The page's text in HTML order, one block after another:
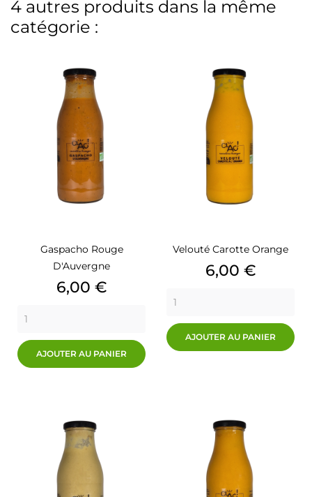
4 autres produits dans la même
catégorie :
Gaspacho Rouge
D'Auvergne
Prix
6,00 €
AJOUTER AU PANIER
Velouté Carotte Orange
Prix
6,00 €
AJOUTER AU PANIER